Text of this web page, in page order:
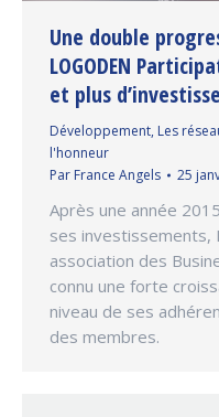
Une double
LOGODEN
et plus
Développement, Les
l'honneur
Par France Angels 25
Après une année
ses investissements,
association des
connu une forte
niveau de ses
des membres.